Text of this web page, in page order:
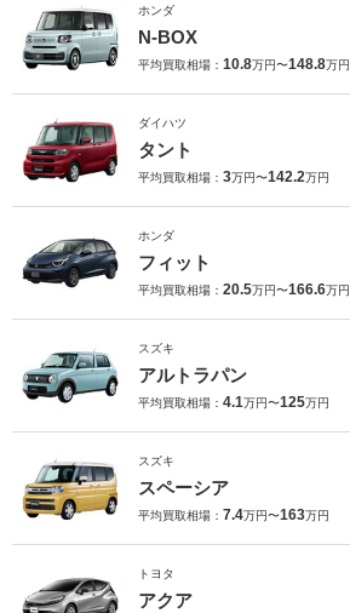
ホンダ
N-BOX
平均買取相場： 10.8万円〜148.8万円
ダイハツ
タント
平均買取相場： 3万円〜142.2万円
ホンダ
フィット
平均買取相場： 20.5万円〜166.6万円
スズキ
アルトラパン
平均買取相場： 4.1万円〜125万円
スズキ
スペーシア
平均買取相場： 7.4万円〜163万円
トヨタ
アクア